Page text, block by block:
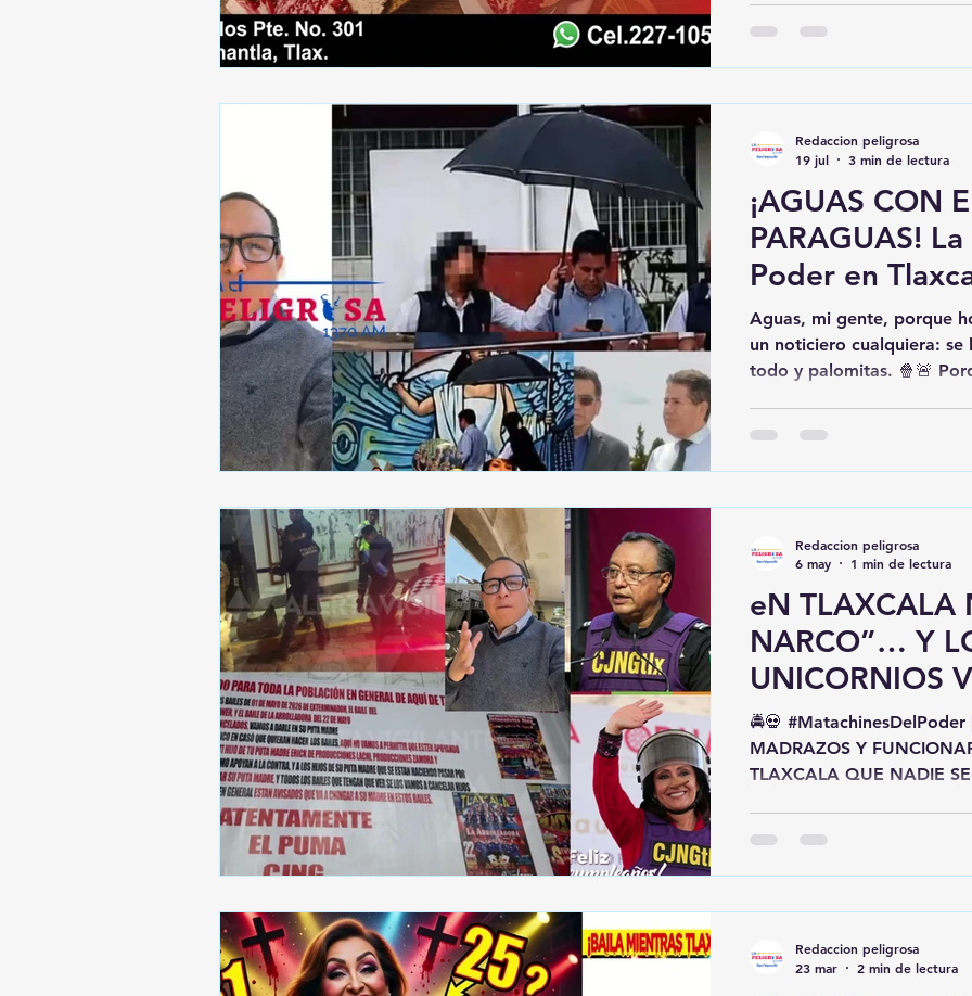
👨‍👩‍👧‍👦🍖🥩✨ 📍
301, Huamantla.📲
es invertir en nuestra
¡AGUAS CON
PARAGUAS!
Poder en
Aguas, mi gente, porque
un noticiero cualquiera: se
todo y palomitas. 🍿🚨
Domínguez. Y como toda
operativo de calle mojad
Redaccion peligrosa
19 jul
3 min de lectura
eN TLAXCALA
NARCO”… Y
UNICORNIOS
HOSPITALES
🚔💀 #MatachinesDelPoder
MADRAZOS Y
TLAXCALA QUE NADIE
CJNG?➡️ “Conflicto entre
en bailes y eventos?➡️
seguramente los
Redaccion peligrosa
6 may
1 min de lectura
Redaccion peligrosa
23 mar
2 min de lectura